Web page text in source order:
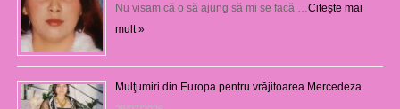
Nu visam că o să ajung să mi se facă … Citește mai
mult »
Mulţumiri din Europa pentru vrăjitoarea Mercedeza